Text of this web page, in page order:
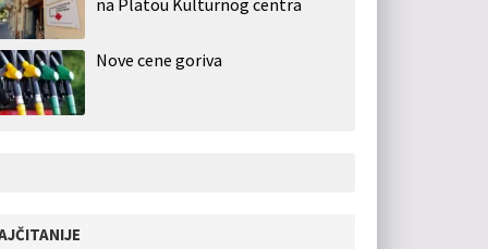
na Platou Kulturnog centra
Nove cene goriva